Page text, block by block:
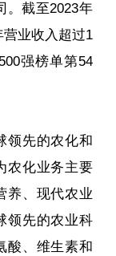
。截至2023年
业收入超过1
强榜单第54
领先的农化和
农化业务主要
养、现代农业
领先的农业科
酸、维生素和